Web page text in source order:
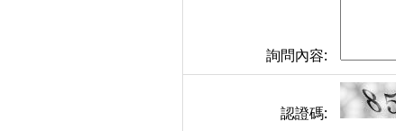
詢問內容:
認證碼: